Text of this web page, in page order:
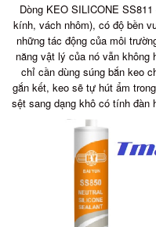
Dòng KEO SILICONE
kính, vách nhôm), có độ bền
những tác động của môi
năng vật lý của nó vẫn không
chỉ cần dùng súng bắn keo
gắn kết, keo sẽ tự hút ẩm
sệt sang dạng khô có tính đàn